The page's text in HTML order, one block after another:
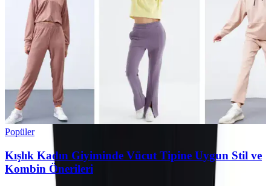
Popüler
Kışlık Kadın Giyiminde Vücut Tipine Uygun Stil ve
Kombin Önerileri